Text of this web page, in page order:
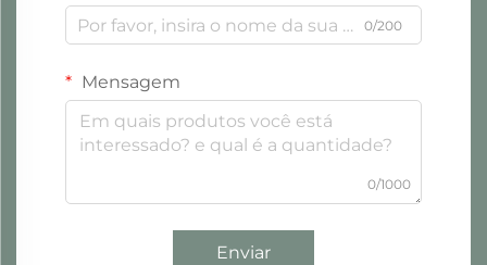
0/200
Mensagem
0/1000
Enviar